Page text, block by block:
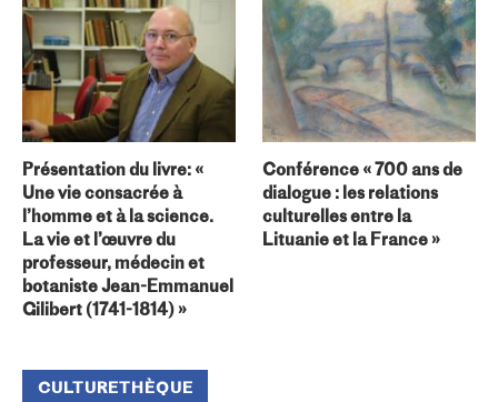
Présentation du livre: «
Une vie consacrée à
l’homme et à la science.
La vie et l’œuvre du
professeur, médecin et
botaniste Jean-Emmanuel
Gilibert (1741-1814) »
Conférence « 700 ans de
dialogue : les relations
culturelles entre la
Lituanie et la France »
CULTURETHÈQUE